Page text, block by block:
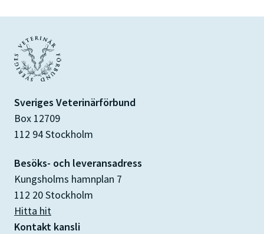
Sveriges Veterinärförbund
Box 12709
112 94 Stockholm
Besöks- och leveransadress
Kungsholms hamnplan 7
112 20 Stockholm
Hitta hit
Kontakt kansli